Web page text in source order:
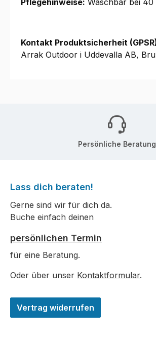
Pflegehinweise: Waschbar bei
Kontakt Produktsicherheit
Arrak Outdoor i Uddevalla AB,
Persönliche Beratung
Lass dich beraten!
Gerne sind wir für dich da.
Buche einfach deinen
persönlichen Termin
für eine Beratung.
Oder über unser Kontaktformular.
Vertrag widerrufen